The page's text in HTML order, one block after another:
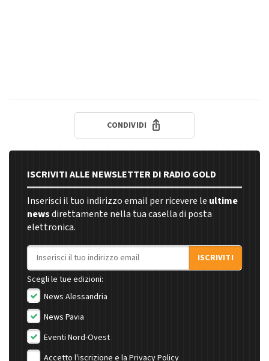
CONDIVIDI
ISCRIVITI ALLE NEWSLETTER DI RADIO GOLD
Inserisci il tuo indirizzo email per ricevere le ultime
newsdirettamente nella tua casella di posta
elettronica.
Indirizzo email
ISCRIVITI
Scegli le tue edizioni:
News Alessandria
News Pavia
Eventi Nord-Ovest
Accetto l'iscrizione e la Privacy Policy